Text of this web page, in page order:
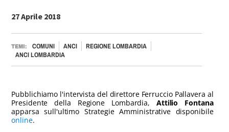
27 Aprile 2018
TEMI: COMUNI ANCI
REGIONE LOMBARDIA
ANCI LOMBARDIA
Pubblichiamo l'intervista del direttore Ferruccio Pallavera al
Presidente della Regione Lombardia, Attilio Fontana
apparsa sull'ultimo Strategie Amministrative disponibile
online.